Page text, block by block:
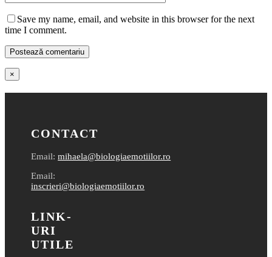
Save my name, email, and website in this browser for the next
time I comment.
Close
product
quick
×
CONTACT
Email:mihaela@biologiaemotiilor.ro
Email:
inscrieri@biologiaemotiilor.ro
LINK-
URI
UTILE